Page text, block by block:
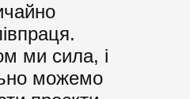
ми сила, і
можемо